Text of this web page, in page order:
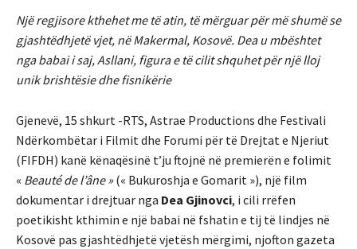
Një regjisore kthehet me të atin, të mërguar për më shumë se
gjashtëdhjetë vjet, në Makermal, Kosovë. Dea u mbështet
nga babai i saj, Asllani, figura e të cilit shquhet për një lloj
unik brishtësie dhe fisnikërie
Gjenevë, 15 shkurt -RTS, Astrae Productions dhe Festivali
Ndërkombëtar i Filmit dhe Forumi për të Drejtat e Njeriut
(FIFDH) kanë kënaqësinë t’ju ftojnë në premierën e folimit
« Beauté de l’âne »(« Bukuroshja e Gomarit »), një film
dokumentar i drejtuar nga Dea Gjinovci, i cili rrëfen
poetikisht kthimin e një babai në fshatin e tij të lindjes në
Kosovë pas gjashtëdhjetë vjetësh mërgimi, njofton gazeta